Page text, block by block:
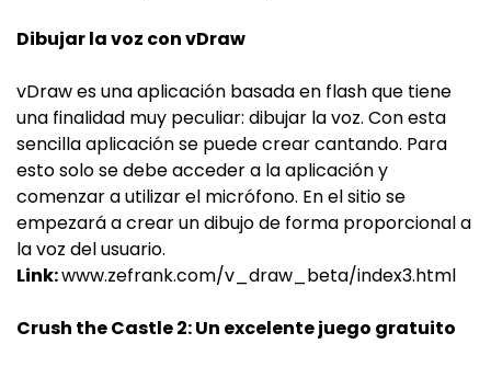
Dibujar la voz con vDraw
vDraw es una aplicación basada en flash que tiene
una finalidad muy peculiar: dibujar la voz. Con esta
sencilla aplicación se puede crear cantando. Para
esto solo se debe acceder a la aplicación y
comenzar a utilizar el micrófono. En el sitio se
empezará a crear un dibujo de forma proporcional a
la voz del usuario.
Link:www.zefrank.com/v_draw_beta/index3.html
Crush the Castle 2: Un excelente juego gratuito